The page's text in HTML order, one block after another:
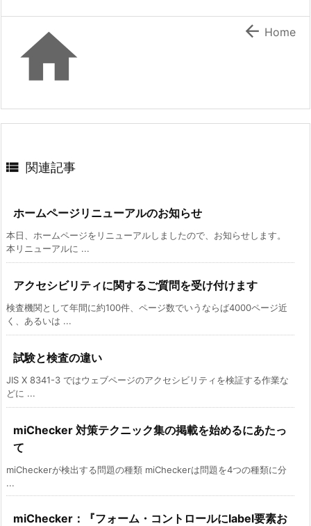
  Home
 関連記事
ホームページリニューアルのお知らせ
本日、ホームページをリニューアルしましたので、お知らせします。
本リニューアルに ...
アクセシビリティに関するご質問を受け付けます
検査機関として年間に約100件、ページ数でいうならば4000ページ近
く、あるいは ...
試験と検査の違い
JIS X 8341-3 ではウェブページのアクセシビリティを検証する作業な
どに ...
miChecker 対策テクニック集の掲載を始めるにあたっ
て
miCheckerが検出する問題の種類 miCheckerは問題を4つの種類に分
...
miChecker：『フォーム・コントロールにlabel要素お